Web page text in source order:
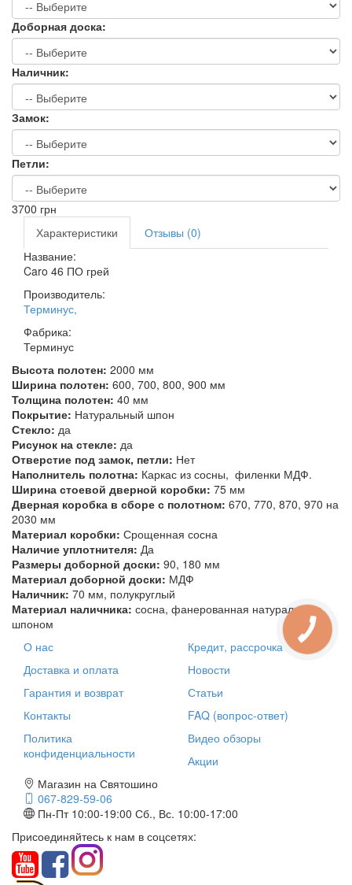
Доборная доска:
Наличник:
Замок:
Петли:
3700 грн
Характеристики
Отзывы (0)
Название:
Caro 46 ПО грей
Производитель:
Терминус,
Фабрика:
Терминус
Высота полотен: 2000 мм
Ширина полотен: 600, 700, 800, 900 мм
Толщина полотен: 40 мм
Покрытие: Натуральный шпон
Стекло: да
Рисунок на стекле: да
Отверстие под замок, петли: Нет
Наполнитель полотна: Каркас из сосны, филенки МДФ.
Ширина стоевой дверной коробки: 75 мм
Дверная коробка в сборе с полотном: 670, 770, 870, 970 на
2030 мм
Материал коробки: Срощенная сосна
Наличие уплотнителя: Да
Размеры доборной доски: 90, 180 мм
Материал доборной доски: МДФ
Наличник: 70 мм, полукруглый
Материал наличника: сосна, фанерованная натуральным
шпоном
О нас
Доставка и оплата
Гарантия и возврат
Контакты
Политика
конфиденциальности
Кредит, рассрочка
Новости
Статьи
FAQ (вопрос-ответ)
Видео обзоры
Акции
Магазин на Святошино
067-829-59-06
Пн-Пт 10:00-19:00 Сб., Вс. 10:00-17:00
Присоединяйтесь к нам в соцсетях: